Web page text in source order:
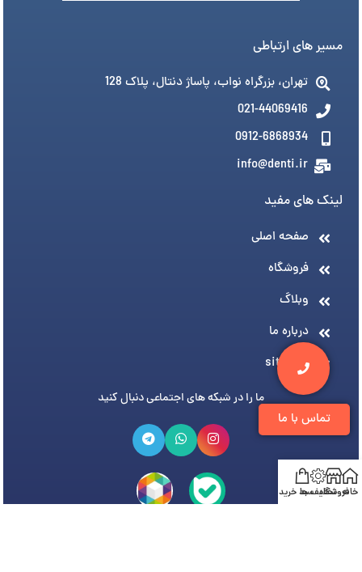
تماس با ما
مسیر های ارتباطی
تهران، بزرگراه نواب، پاساژ دنتال، پلاک 128
021-44069416
0912-6868934
info@denti.ir
لینک های مفید
صفحه اصلی
فروشگاه
وبلاگ
درباره ما
sitemap
ما را در شبکه های اجتماعی دنبال کنید
خانهفروشگاه
تخفیف هاسبد خرید